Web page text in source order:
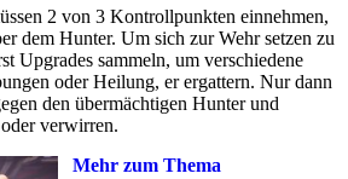
2 von 3 Kontrollpunkten einnehmen,
dem Hunter. Um sich zur Wehr setzen zu
Upgrades sammeln, um verschiedene
oder Heilung, er ergattern. Nur dann
den übermächtigen Hunter und
verwirren.
Mehr zum Thema